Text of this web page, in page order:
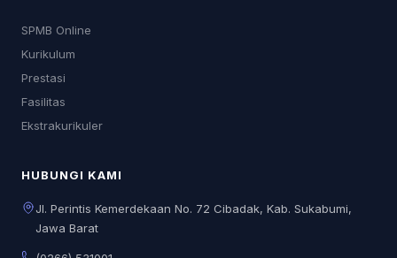
SPMB Online
Kurikulum
Prestasi
Fasilitas
Ekstrakurikuler
HUBUNGI KAMI
Jl. Perintis Kemerdekaan No. 72 Cibadak, Kab. Sukabumi,
Jawa Barat